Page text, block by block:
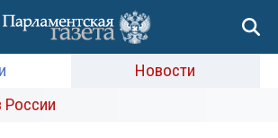
Новости
России